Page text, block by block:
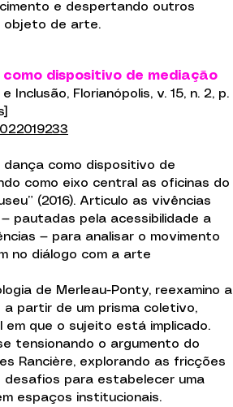
e despertando outros
objeto de arte.
dispositivo de mediação
Inclusão, Florianópolis, v. 15, n. 2, p.
como dispositivo de
como eixo central as oficinas do
(2016). Articulo as vivências
pautadas pela acessibilidade a
— para analisar o movimento
no diálogo com a arte
de Merleau-Ponty, reexamino a
a partir de um prisma coletivo,
em que o sujeito está implicado.
tensionando o argumento do
Rancière, explorando as fricções
desafios para estabelecer uma
espaços institucionais.